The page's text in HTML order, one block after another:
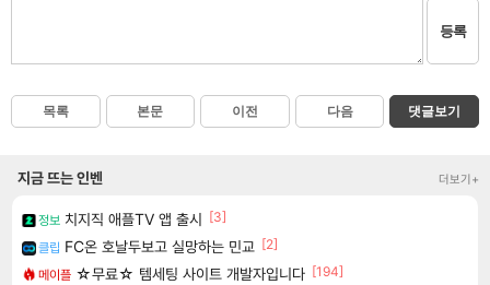
등록
목록 본문 이전 다음 댓글보기
지금 뜨는 인벤 더보기+
정보 치지직 애플TV 앱 출시 [3]
클립 FC온 호날두보고 실망하는 민교 [2]
메이플 ☆무료☆ 템세팅 사이트 개발자입니다 [194]